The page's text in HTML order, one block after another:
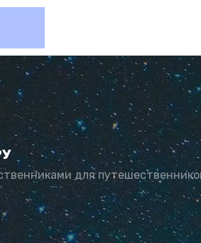
для
Автор:Рената
Узнайте, как